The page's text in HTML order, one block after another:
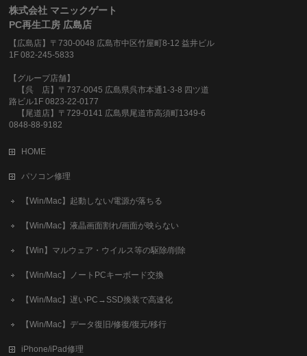
株式会社 マニックゲート
PC再生工房 広島店
【広島店】〒730-0048 広島市中区竹屋町8-12 益井ビル
1F 082-245-5833
【グループ店舗】
【呉 店】〒737-0045 広島県呉市本通1-3-8 四ツ道
路ビル1F 0823-22-0177
【尾道店】〒729-0141 広島県尾道市高須町1349-6
0848-88-9182
HOME
パソコン修理
【Win/Mac】起動しない/電源が落ちる
【Win/Mac】液晶画面割れ/画面が映らない
【Win】マルウェア・ウイルス等の駆除/削除
【Win/Mac】ノートPCキーボード交換
【Win/Mac】遅いPC→SSD換装で高速化
【Win/Mac】データ復旧/修復/復元/移行
iPhone/iPad修理